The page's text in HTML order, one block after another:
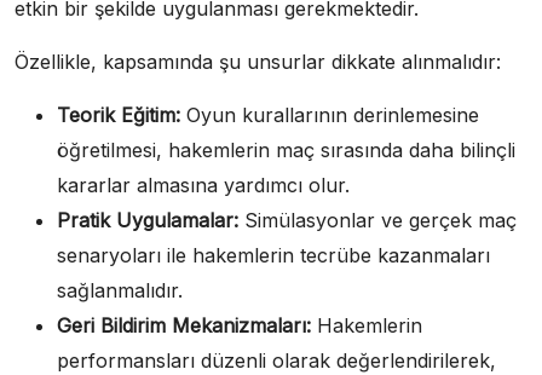
etkin bir şekilde uygulanması gerekmektedir.
Özellikle, kapsamında şu unsurlar dikkate alınmalıdır:
Teorik Eğitim: Oyun kurallarının derinlemesine
öğretilmesi, hakemlerin maç sırasında daha bilinçli
kararlar almasına yardımcı olur.
Pratik Uygulamalar: Simülasyonlar ve gerçek maç
senaryoları ile hakemlerin tecrübe kazanmaları
sağlanmalıdır.
Geri Bildirim Mekanizmaları: Hakemlerin
performansları düzenli olarak değerlendirilerek,